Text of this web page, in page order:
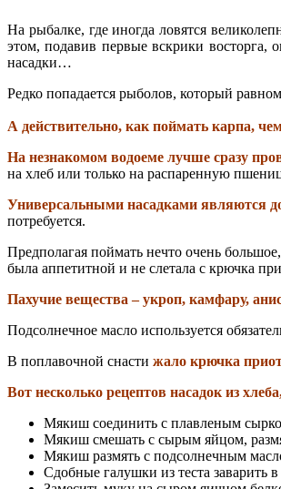
На рыбалке, где иногда ловятся
этом, подавив первые вскрики восторга,
насадки…
Редко попадается рыболов, который
А действительно, как поймать карпа,
На незнакомом водоеме лучше сразу
на хлеб или только на распаренную
Универсальными насадками являются
потребуется.
Предполагая поймать нечто очень
была аппетитной и не слетала с крючка
Пахучие вещества – укроп, камфару,
Подсолнечное масло используется
В поплавочной снасти жало крючка
Вот несколько рецептов насадок из
Мякиш соединить с плавленым
Мякиш смешать с сырым яйцом,
Мякиш размять с подсолнечным
Сдобные галушки из теста заварить